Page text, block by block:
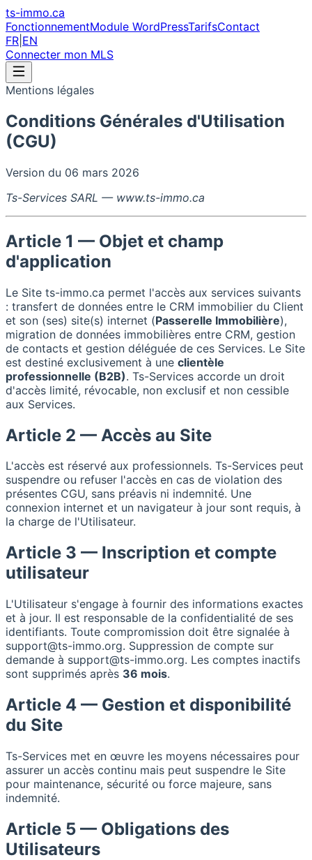
ts-immo.ca
FonctionnementModule WordPressTarifsContact
FR EN
Connecter mon MLS
Mentions légales
Conditions Générales d'Utilisation
(CGU)
Version du 06 mars 2026
Ts-Services SARL — www.ts-immo.ca
Article 1 — Objet et champ
d'application
Le Site ts-immo.ca permet l'accès aux services suivants
: transfert de données entre le CRM immobilier du Client
et son (ses) site(s) internet (Passerelle Immobilière),
migration de données immobilières entre CRM, gestion
de contacts et gestion déléguée de ces Services. Le Site
est destiné exclusivement à une clientèle
professionnelle (B2B). Ts-Services accorde un droit
d'accès limité, révocable, non exclusif et non cessible
aux Services.
Article 2 — Accès au Site
L'accès est réservé aux professionnels. Ts-Services peut
suspendre ou refuser l'accès en cas de violation des
présentes CGU, sans préavis ni indemnité. Une
connexion internet et un navigateur à jour sont requis, à
la charge de l'Utilisateur.
Article 3 — Inscription et compte
utilisateur
L'Utilisateur s'engage à fournir des informations exactes
et à jour. Il est responsable de la confidentialité de ses
identifiants. Toute compromission doit être signalée à
support@ts-immo.org. Suppression de compte sur
demande à support@ts-immo.org. Les comptes inactifs
sont supprimés après 36 mois.
Article 4 — Gestion et disponibilité
du Site
Ts-Services met en œuvre les moyens nécessaires pour
assurer un accès continu mais peut suspendre le Site
pour maintenance, sécurité ou force majeure, sans
indemnité.
Article 5 — Obligations des
Utilisateurs